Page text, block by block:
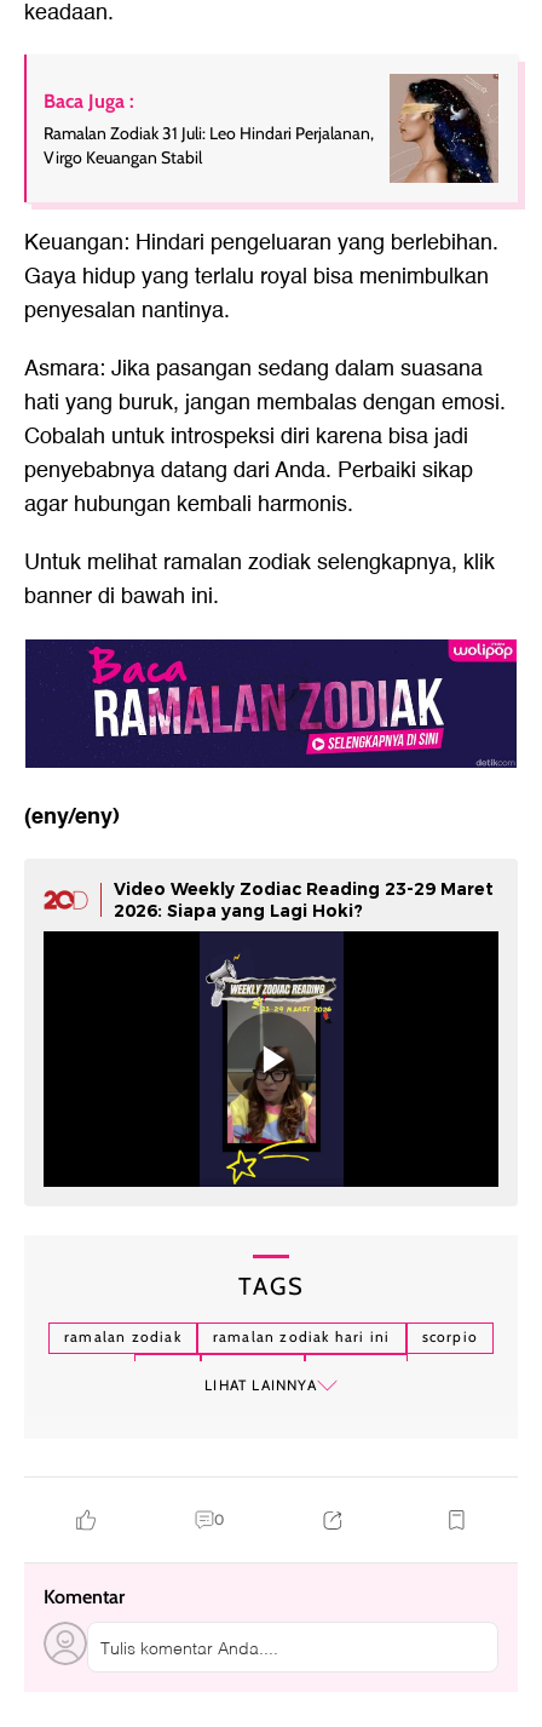
keadaan.
Baca Juga :
Ramalan Zodiak 31 Juli: Leo Hindari Perjalanan,
Virgo Keuangan Stabil
Keuangan: Hindari pengeluaran yang berlebihan.
Gaya hidup yang terlalu royal bisa menimbulkan
penyesalan nantinya.
Asmara: Jika pasangan sedang dalam suasana
hati yang buruk, jangan membalas dengan emosi.
Cobalah untuk introspeksi diri karena bisa jadi
penyebabnya datang dari Anda. Perbaiki sikap
agar hubungan kembali harmonis.
Untuk melihat ramalan zodiak selengkapnya, klik
banner di bawah ini.
(eny/eny)
Video Weekly Zodiac Reading 23-29 Maret
2026: Siapa yang Lagi Hoki?
TAGS
ramalan zodiak ramalan zodiak hari ini
scorpio
LIHAT LAINNYA
0
Komentar
Tulis komentar Anda....